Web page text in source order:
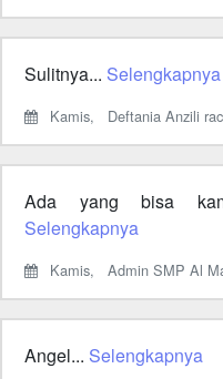
Sulitnya... Selengkapnya
Kamis, Deftania Anzili
Ada yang bisa
Selengkapnya
Kamis, Admin SMP Al
Angel... Selengkapnya